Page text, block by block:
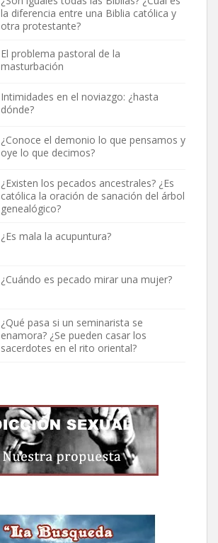
la diferencia entre una Biblia católica y
otra protestante?
El problema pastoral de la
masturbación
Intimidades en el noviazgo: ¿hasta
dónde?
¿Conoce el demonio lo que pensamos y
oye lo que decimos?
¿Existen los pecados ancestrales? ¿Es
católica la oración de sanación del árbol
genealógico?
¿Es mala la acupuntura?
¿Cuándo es pecado mirar una mujer?
¿Qué pasa si un seminarista se
enamora? ¿Se pueden casar los
sacerdotes en el rito oriental?